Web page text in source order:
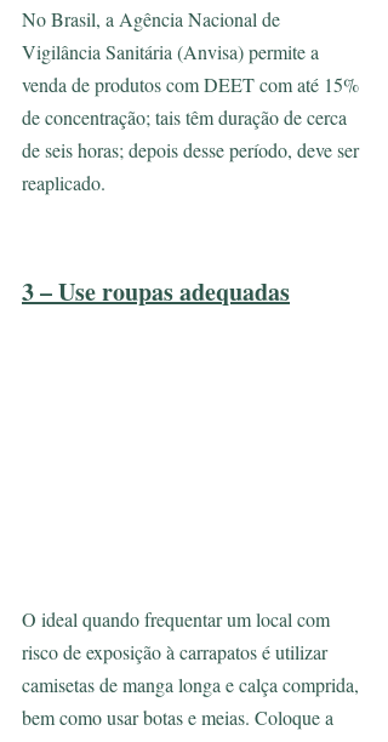
No Brasil, a Agência Nacional de
Vigilância Sanitária (Anvisa) permite a
venda de produtos com DEET com até 15%
de concentração; tais têm duração de cerca
de seis horas; depois desse período, deve ser
reaplicado.
3 – Use roupas adequadas
O ideal quando frequentar um local com
risco de exposição à carrapatos é utilizar
camisetas de manga longa e calça comprida,
bem como usar botas e meias. Coloque a